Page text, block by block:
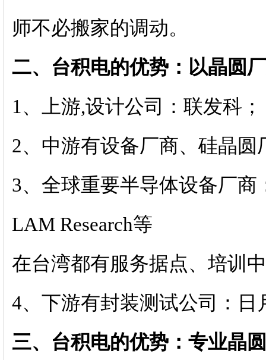
师不必搬家的调动。
二、台积电的优势：以晶圆
1、上游,设计公司：联发科；
2、中游有设备厂商、硅晶圆
3、全球重要半导体设备厂商
LAM Research等
在台湾都有服务据点、培训
4、下游有封装测试公司：日
三、台积电的优势：专业晶